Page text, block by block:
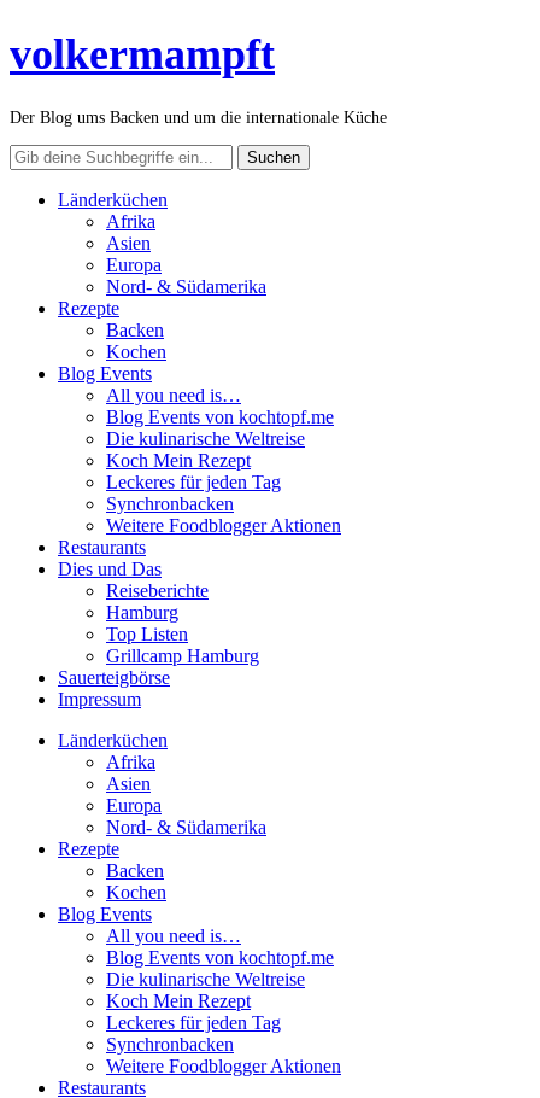
volkermampft
Der Blog ums Backen und um die internationale Küche
Länderküchen
Afrika
Asien
Europa
Nord- & Südamerika
Rezepte
Backen
Kochen
Blog Events
All you need is…
Blog Events von kochtopf.me
Die kulinarische Weltreise
Koch Mein Rezept
Leckeres für jeden Tag
Synchronbacken
Weitere Foodblogger Aktionen
Restaurants
Dies und Das
Reiseberichte
Hamburg
Top Listen
Grillcamp Hamburg
Sauerteigbörse
Impressum
Länderküchen
Afrika
Asien
Europa
Nord- & Südamerika
Rezepte
Backen
Kochen
Blog Events
All you need is…
Blog Events von kochtopf.me
Die kulinarische Weltreise
Koch Mein Rezept
Leckeres für jeden Tag
Synchronbacken
Weitere Foodblogger Aktionen
Restaurants